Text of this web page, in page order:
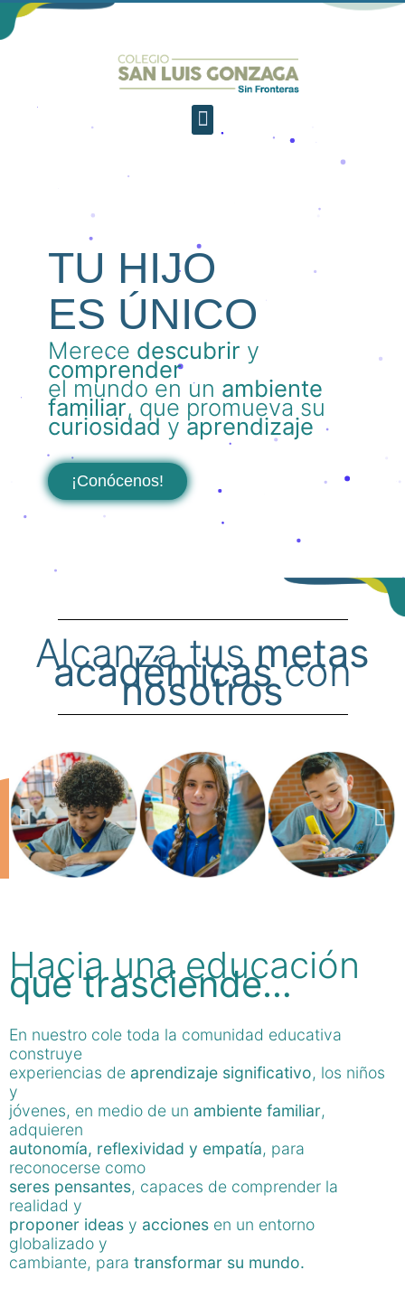
TU HIJO
ES ÚNICO
Merece descubrir y
comprender
el mundo en un ambiente
familiar, que promueva su
curiosidad y aprendizaje
¡Conócenos!
Alcanza tus metas
académicascon
nosotros
Hacia una educación
que trasciende…
En nuestro cole toda la comunidad educativa
construye
experiencias de aprendizaje significativo, los niños
y
jóvenes, en medio de un ambiente familiar,
adquieren
autonomía, reflexividad y empatía, para
reconocerse como
seres pensantes, capaces de comprender la
realidad y
proponer ideas y acciones en un entorno
globalizado y
cambiante, para transformar su mundo.